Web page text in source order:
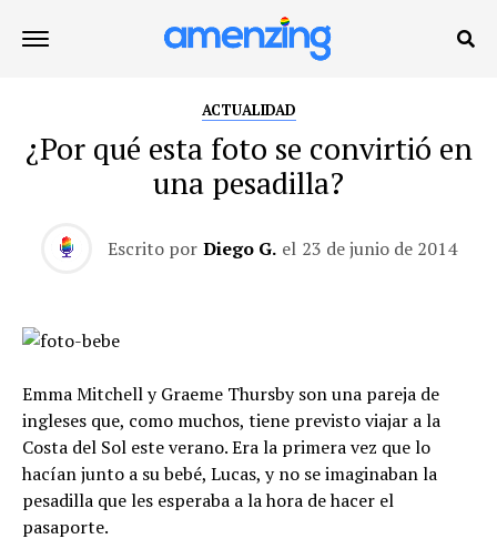
ACTUALIDAD
¿Por qué esta foto se convirtió en
una pesadilla?
Escrito por Diego G. el 23 de junio de 2014
Emma Mitchell y Graeme Thursby son una pareja de
ingleses que, como muchos, tiene previsto viajar a la
Costa del Sol este verano. Era la primera vez que lo
hacían junto a su bebé, Lucas, y no se imaginaban la
pesadilla que les esperaba a la hora de hacer el
pasaporte.